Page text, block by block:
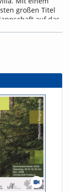
großen Titel
auf das
erfahrt